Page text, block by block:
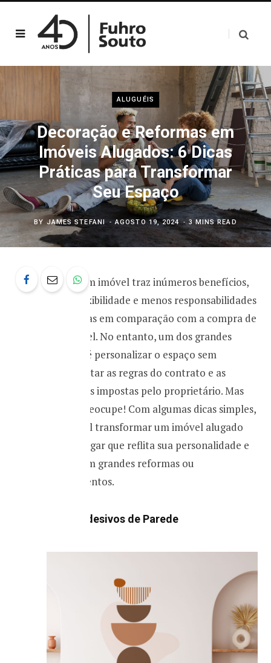
ALUGUÉIS
Decoração e Reformas em
Imóveis Alugados: 6 Dicas
Práticas para Transformar
Seu Espaço
BY JAMES STEFANI AGOSTO 19, 2024 3 MINS READ
Alugar um imóvel traz inúmeros benefícios,
como flexibilidade e menos responsabilidades
financeiras em comparação com a compra de
um imóvel. No entanto, um dos grandes
desafios é personalizar o espaço sem
desrespeitar as regras do contrato e as
limitações impostas pelo proprietário. Mas
não se preocupe! Com algumas dicas simples,
é possível transformar um imóvel alugado
em um lugar que reflita sua personalidade e
estilo, sem grandes reformas ou
investimentos.
1. Use Adesivos de Parede